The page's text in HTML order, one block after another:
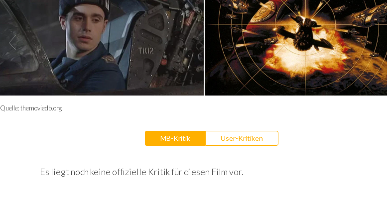
Quelle:themoviedb.org
MB-Kritik User-Kritiken
Es liegt noch keine offizielle Kritik für diesen Film vor.